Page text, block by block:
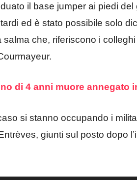
il base jumper ai piedi del
ed è stato possibile solo
che, riferiscono i colleghi
di 4 anni muore annegato
si stanno occupando i
giunti sul posto dopo